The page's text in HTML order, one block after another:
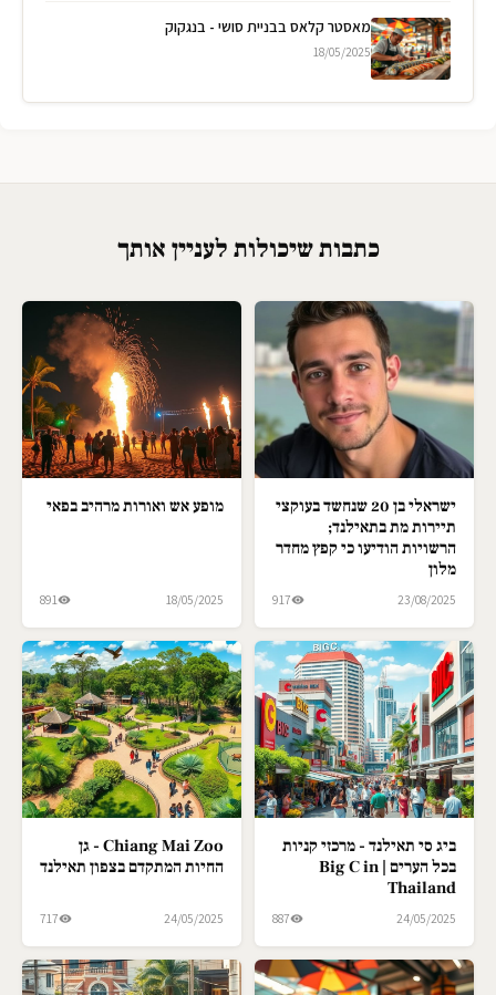
מאסטר קלאס בבניית סושי - בנגקוק
18/05/2025
כתבות שיכולות לעניין אותך
ישראלי בן 20 שנחשד בעוקצי
תיירות מת בתאילנד;
הרשויות הודיעו כי קפץ מחדר
מלון
23/08/2025
917
מופע אש ואורות מרהיב בפאי
18/05/2025
891
ביג סי תאילנד - מרכזי קניות
בכל הערים | Big C in
Thailand
24/05/2025
887
Chiang Mai Zoo - גן
החיות המתקדם בצפון תאילנד
24/05/2025
717